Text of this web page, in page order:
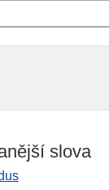
slova